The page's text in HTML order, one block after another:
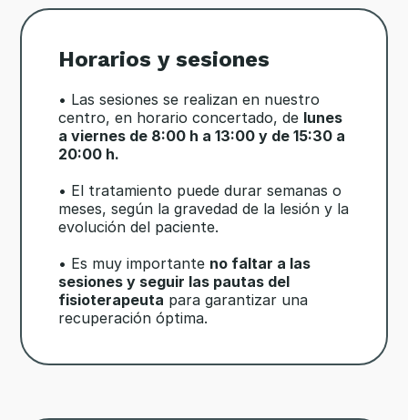
Horarios y sesiones
• Las sesiones se realizan en nuestro
centro, en horario concertado, de lunes
a viernes de 8:00 h a 13:00 y de 15:30 a
20:00 h.
• El tratamiento puede durar semanas o
meses, según la gravedad de la lesión y la
evolución del paciente.
• Es muy importante no faltar a las
sesiones y seguir las pautas del
fisioterapeuta para garantizar una
recuperación óptima.